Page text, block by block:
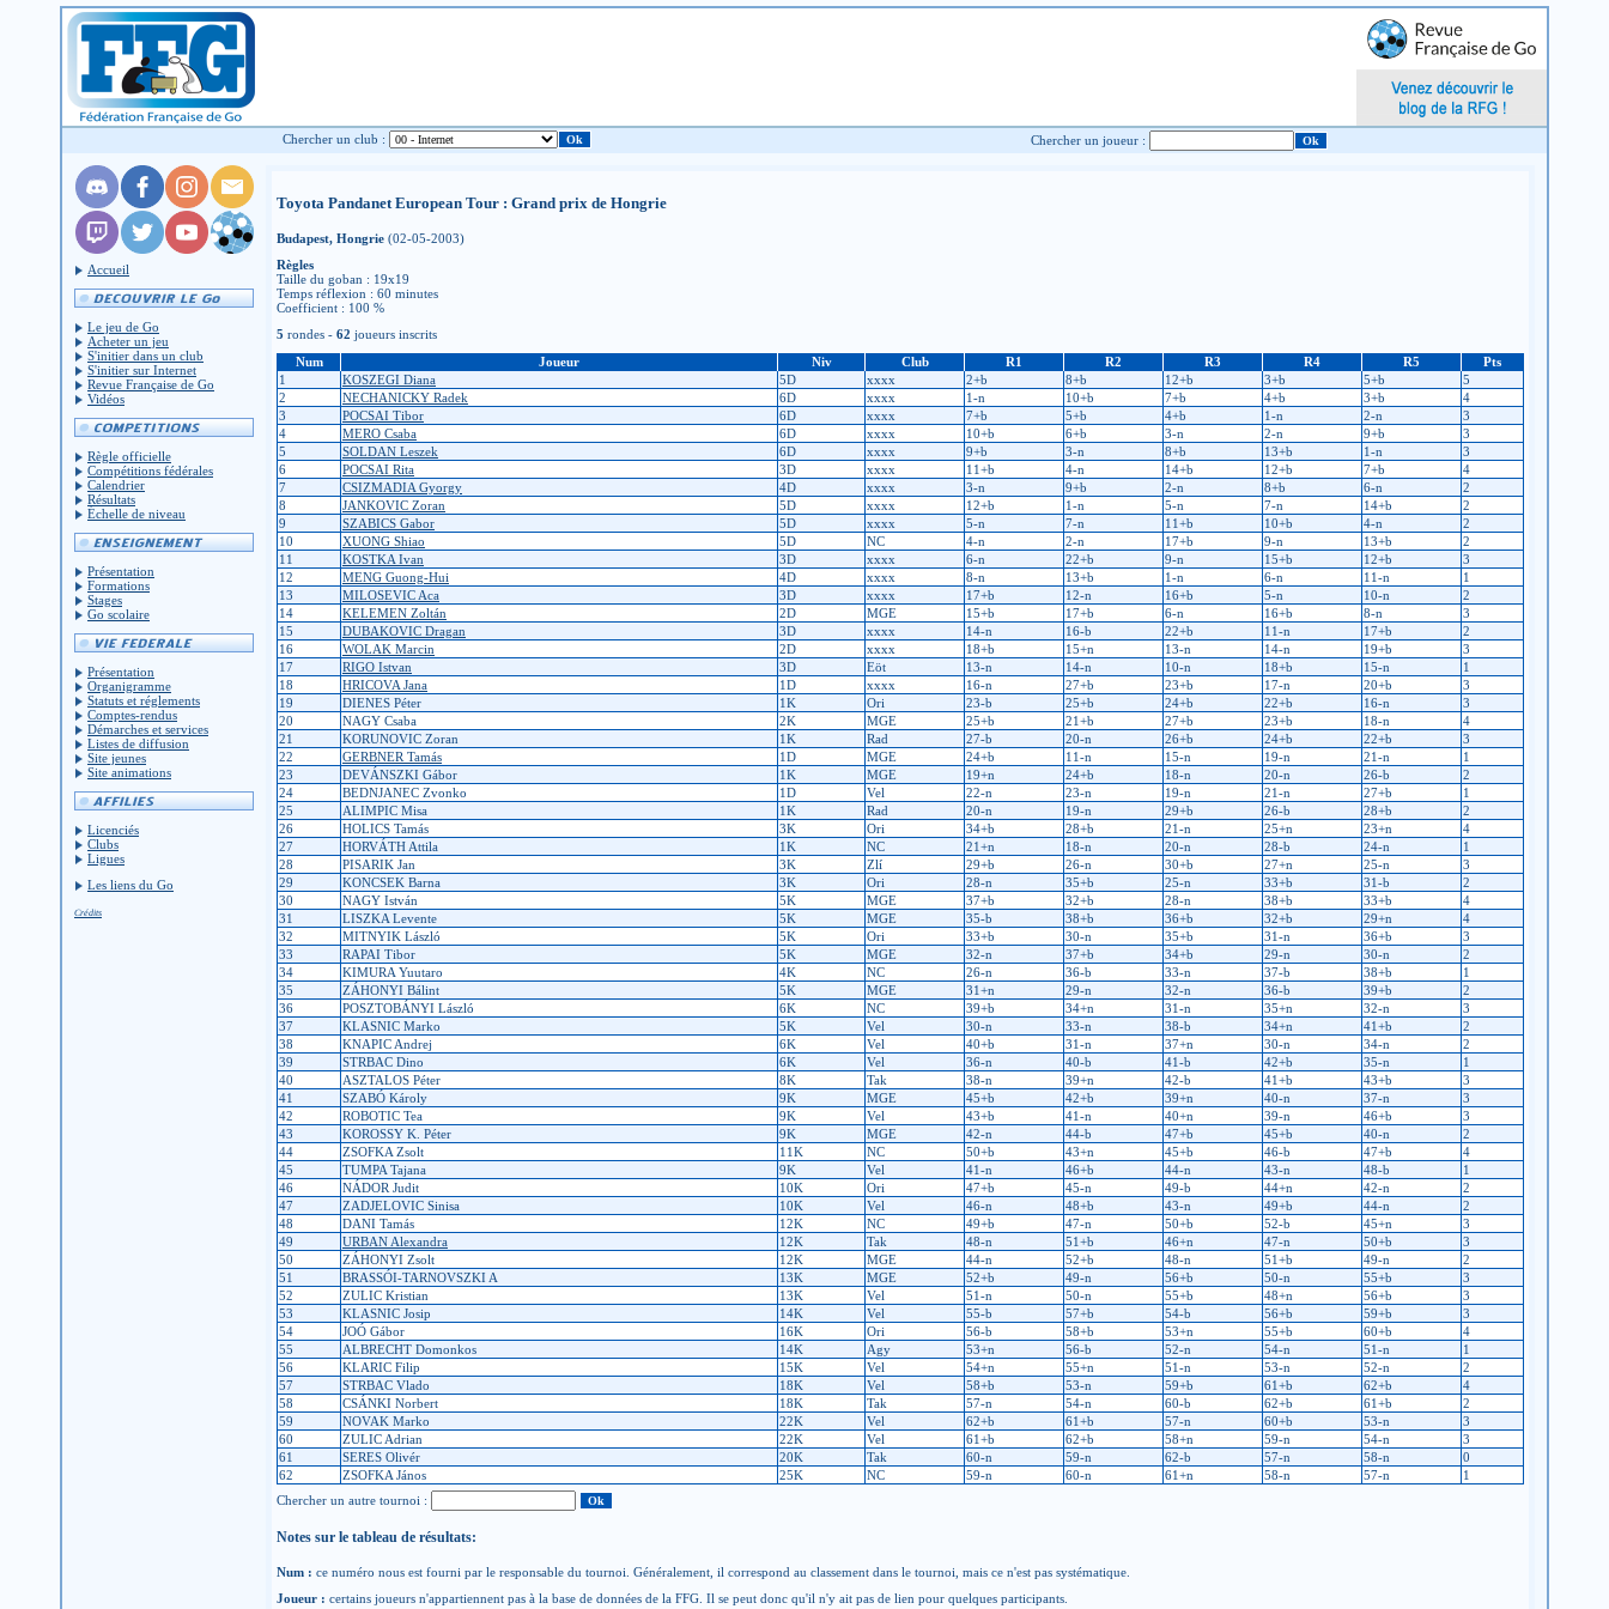
Chercher un club : Chercher un joueur :
Accueil
Le jeu de Go
Acheter un jeu
S'initier dans un club
S'initier sur Internet
Revue Française de Go
Vidéos
Règle officielle
Compétitions fédérales
Calendrier
Résultats
Échelle de niveau
Présentation
Formations
Stages
Go scolaire
Présentation
Organigramme
Statuts et réglements
Comptes-rendus
Démarches et services
Listes de diffusion
Site jeunes
Site animations
Licenciés
Clubs
Ligues
Les liens du Go
Crédits
Toyota Pandanet European Tour : Grand prix de Hongrie
Budapest, Hongrie (02-05-2003)
Règles
Taille du goban : 19x19
Temps réflexion : 60 minutes
Coefficient : 100 %
5 rondes - 62 joueurs inscrits
Num
Joueur Niv Club R1 R2 R3 R4 R5
Pts
1
KOSZEGI Diana 5D xxxx 2+b 8+b 12+b 3+b 5+b
5
2
NECHANICKY Radek 6D xxxx 1-n 10+b 7+b 4+b 3+b
4
3
POCSAI Tibor 6D xxxx 7+b 5+b 4+b 1-n 2-n
3
4
MERO Csaba 6D xxxx 10+b 6+b 3-n 2-n 9+b
3
5
SOLDAN Leszek 6D xxxx 9+b 3-n 8+b 13+b 1-n
3
6
POCSAI Rita 3D xxxx 11+b 4-n 14+b 12+b 7+b
4
7
CSIZMADIA Gyorgy 4D xxxx 3-n 9+b 2-n 8+b 6-n
2
8
JANKOVIC Zoran 5D xxxx 12+b 1-n 5-n 7-n 14+b
2
9
SZABICS Gabor 5D xxxx 5-n 7-n 11+b 10+b 4-n
2
10
XUONG Shiao 5D NC 4-n 2-n 17+b 9-n 13+b
2
11
KOSTKA Ivan 3D xxxx 6-n 22+b 9-n 15+b 12+b
3
12
MENG Guong-Hui 4D xxxx 8-n 13+b 1-n 6-n 11-n
1
13
MILOSEVIC Aca 3D xxxx 17+b 12-n 16+b 5-n 10-n
2
14
KELEMEN Zoltán 2D MGE 15+b 17+b 6-n 16+b 8-n
3
15
DUBAKOVIC Dragan 3D xxxx 14-n 16-b 22+b 11-n 17+b
2
16
WOLAK Marcin 2D xxxx 18+b 15+n 13-n 14-n 19+b
3
17
RIGO Istvan 3D Eöt 13-n 14-n 10-n 18+b 15-n
1
18
HRICOVA Jana 1D xxxx 16-n 27+b 23+b 17-n 20+b
3
19
DIENES Péter 1K Ori 23-b 25+b 24+b 22+b 16-n
3
20
NAGY Csaba 2K MGE 25+b 21+b 27+b 23+b 18-n
4
21
KORUNOVIC Zoran 1K Rad 27-b 20-n 26+b 24+b 22+b
3
22
GERBNER Tamás 1D MGE 24+b 11-n 15-n 19-n 21-n
1
23
DEVÁNSZKI Gábor 1K MGE 19+n 24+b 18-n 20-n 26-b
2
24
BEDNJANEC Zvonko 1D Vel 22-n 23-n 19-n 21-n 27+b
1
25
ALIMPIC Misa 1K Rad 20-n 19-n 29+b 26-b 28+b
2
26
HOLICS Tamás 3K Ori 34+b 28+b 21-n 25+n 23+n
4
27
HORVÁTH Attila 1K NC 21+n 18-n 20-n 28-b 24-n
1
28
PISARIK Jan 3K Zlí 29+b 26-n 30+b 27+n 25-n
3
29
KONCSEK Barna 3K Ori 28-n 35+b 25-n 33+b 31-b
2
30
NAGY István 5K MGE 37+b 32+b 28-n 38+b 33+b
4
31
LISZKA Levente 5K MGE 35-b 38+b 36+b 32+b 29+n
4
32
MITNYIK László 5K Ori 33+b 30-n 35+b 31-n 36+b
3
33
RAPAI Tibor 5K MGE 32-n 37+b 34+b 29-n 30-n
2
34
KIMURA Yuutaro 4K NC 26-n 36-b 33-n 37-b 38+b
1
35
ZÁHONYI Bálint 5K MGE 31+n 29-n 32-n 36-b 39+b
2
36
POSZTOBÁNYI László 6K NC 39+b 34+n 31-n 35+n 32-n
3
37
KLASNIC Marko 5K Vel 30-n 33-n 38-b 34+n 41+b
2
38
KNAPIC Andrej 6K Vel 40+b 31-n 37+n 30-n 34-n
2
39
STRBAC Dino 6K Vel 36-n 40-b 41-b 42+b 35-n
1
40
ASZTALOS Péter 8K Tak 38-n 39+n 42-b 41+b 43+b
3
41
SZABÓ Károly 9K MGE 45+b 42+b 39+n 40-n 37-n
3
42
ROBOTIC Tea 9K Vel 43+b 41-n 40+n 39-n 46+b
3
43
KOROSSY K. Péter 9K MGE 42-n 44-b 47+b 45+b 40-n
2
44
ZSOFKA Zsolt 11K NC 50+b 43+n 45+b 46-b 47+b
4
45
TUMPA Tajana 9K Vel 41-n 46+b 44-n 43-n 48-b
1
46
NÁDOR Judit 10K Ori 47+b 45-n 49-b 44+n 42-n
2
47
ZADJELOVIC Sinisa 10K Vel 46-n 48+b 43-n 49+b 44-n
2
48
DANI Tamás 12K NC 49+b 47-n 50+b 52-b 45+n
3
49
URBAN Alexandra 12K Tak 48-n 51+b 46+n 47-n 50+b
3
50
ZÁHONYI Zsolt 12K MGE 44-n 52+b 48-n 51+b 49-n
2
51
BRASSÓI-TARNOVSZKI A 13K MGE 52+b 49-n 56+b 50-n 55+b
3
52
ZULIC Kristian 13K Vel 51-n 50-n 55+b 48+n 56+b
3
53
KLASNIC Josip 14K Vel 55-b 57+b 54-b 56+b 59+b
3
54
JOÓ Gábor 16K Ori 56-b 58+b 53+n 55+b 60+b
4
55
ALBRECHT Domonkos 14K Agy 53+n 56-b 52-n 54-n 51-n
1
56
KLARIC Filip 15K Vel 54+n 55+n 51-n 53-n 52-n
2
57
STRBAC Vlado 18K Vel 58+b 53-n 59+b 61+b 62+b
4
58
CSÁNKI Norbert 18K Tak 57-n 54-n 60-b 62+b 61+b
2
59
NOVAK Marko 22K Vel 62+b 61+b 57-n 60+b 53-n
3
60
ZULIC Adrian 22K Vel 61+b 62+b 58+n 59-n 54-n
3
61
SERES Olivér 20K Tak 60-n 59-n 62-b 57-n 58-n
0
62
ZSOFKA János 25K NC 59-n 60-n 61+n 58-n 57-n
1
Chercher un autre tournoi :
Notes sur le tableau de résultats:
Num : ce numéro nous est fourni par le responsable du tournoi. Généralement, il correspond au classement dans le tournoi, mais ce n'est pas systématique.
Joueur : certains joueurs n'appartiennent pas à la base de données de la FFG. Il se peut donc qu'il n'y ait pas de lien pour quelques participants.